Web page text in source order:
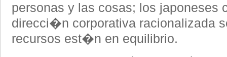
personas y las cosas; los japoneses
direcci�n corporativa racionalizada
recursos est�n en equilibrio.